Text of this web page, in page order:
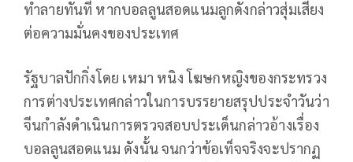
ทำลายทันที หากบอลลูนสอดแนมลูกดังกล่าวสุ่มเสี่ยง
ต่อความมั่นคงของประเทศ
รัฐบาลปักกิ่งโดย เหมา หนิง โฆษกหญิงของกระทรวง
การต่างประเทศกล่าวในการบรรยายสรุปประจำวันว่า
จีนกำลังดำเนินการตรวจสอบประเด็นกล่าวอ้างเรื่อง
บอลลูนสอดแนม ดังนั้น จนกว่าข้อเท็จจริงจะปรากฏ